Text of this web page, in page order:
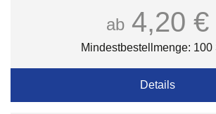
ab 4,20 €
Mindestbestellmenge: 100
Details